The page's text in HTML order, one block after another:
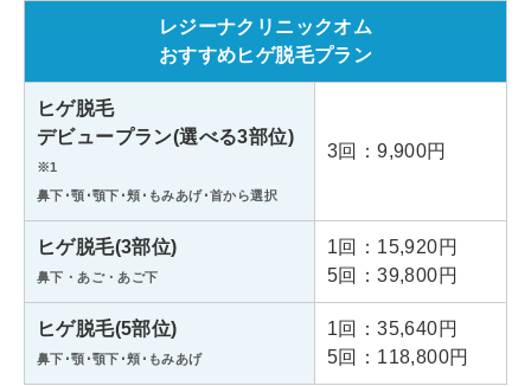
各線「池袋駅」東口より徒歩4分
診療時間 11:00～21:00
エミナルクリニックメンズ上野院
住所
上野西田ビル５階
アクセス
・JR「御徒町駅」より徒歩3分
レジーナクリニックオム
おすすめヒゲ脱毛プラン
ヒゲ脱毛
デビュープラン(選べる3部位)
※1
鼻下･顎･顎下･頬･もみあげ･首から選択
3回：9,900円
ヒゲ脱毛(3部位)
鼻下・あご・あご下
1回：15,920円
5回：39,800円
ヒゲ脱毛(5部位)
鼻下･顎･顎下･頬･もみあげ
1回：35,640円
5回：118,800円